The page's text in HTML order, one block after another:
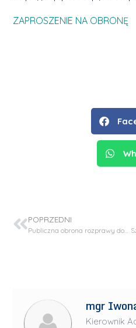
ZAPROSZENIE NA OBRONĘ
POPRZEDNI
Publiczna obrona rozprawy doktorskiej – mgr inż. Krzysztof Polaczek
mgr
Kierownik